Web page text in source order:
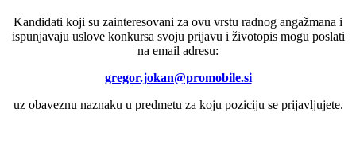
Kandidati koji su zainteresovani za ovu vrstu radnog angažmana i
ispunjavaju uslove konkursa svoju prijavu i životopis mogu poslati
na email adresu:
gregor.jokan@promobile.si
uz obaveznu naznaku u predmetu za koju poziciju se prijavljujete.